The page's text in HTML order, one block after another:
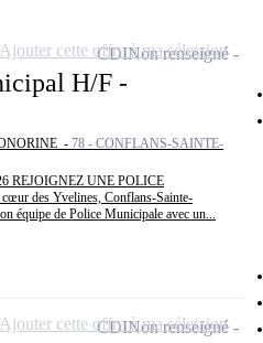
H/F -
- 78 - CONFLANS-SAINTE-
REJOIGNEZ UNE POLICE
des Yvelines, Conflans-Sainte-
équipe de Police Municipale avec un...
CDINon renseigné
Ajouter cette offre à ma sélection
CDINon renseigné
Ajouter cette offre à ma sélection